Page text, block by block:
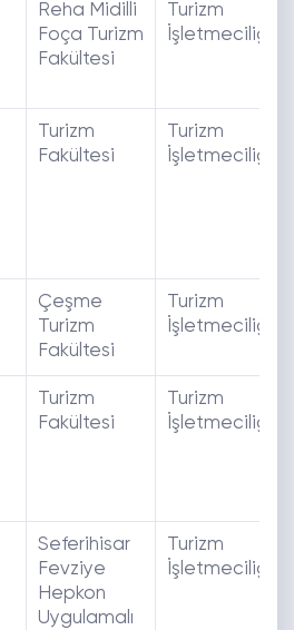
Reha Midilli
Foça Turizm
Fakültesi
Turizm
İşletmeciliği
Turizm
Fakültesi
Turizm
İşletmeciliği
Çeşme
Turizm
Fakültesi
Turizm
İşletmeciliği
Turizm
Fakültesi
Turizm
İşletmeciliği
Seferihisar
Fevziye
Hepkon
Uygulamalı
Turizm
İşletmeciliği